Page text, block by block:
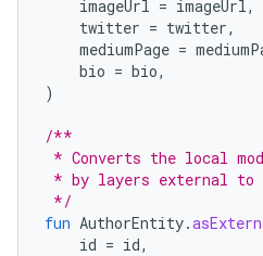
imageUrl = imageUrl,
twitter = twitter,
mediumPage =
bio = bio,
)
/**
* Converts the local
* by layers external to
*/
fun AuthorEntity.
id = id,